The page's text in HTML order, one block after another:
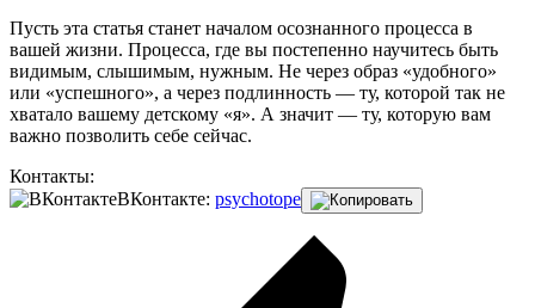
Пусть эта статья станет началом осознанного процесса в
вашей жизни. Процесса, где вы постепенно научитесь быть
видимым, слышимым, нужным. Не через образ «удобного»
или «успешного», а через подлинность — ту, которой так не
хватало вашему детскому «я». А значит — ту, которую вам
важно позволить себе сейчас.
Контакты:
ВКонтакте: psychotope